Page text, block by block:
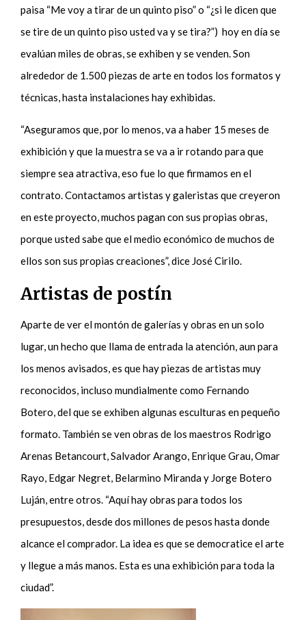
paisa “Me voy a tirar de un quinto piso” o “¿si le dicen que
se tire de un quinto piso usted va y se tira?”) hoy en día se
evalúan miles de obras, se exhiben y se venden. Son
alrededor de 1.500 piezas de arte en todos los formatos y
técnicas,hasta instalaciones hay exhibidas.
“Aseguramos que, por lo menos, va a haber 15 meses de
exhibición y que la muestra se va a ir rotando para que
siempre sea atractiva, eso fue lo que firmamos en el
contrato. Contactamos artistas y galeristas que creyeron
en este proyecto, muchos pagan con sus propias obras,
porque usted sabe que el medio económico de muchos de
ellos son sus propias creaciones”, dice José Cirilo.
Artistas de postín
Aparte de ver el montón de galerías y obras en un solo
lugar, un hecho que llama de entrada la atención, aun para
los menos avisados, es que hay piezas de artistas muy
reconocidos, incluso mundialmente como Fernando
Botero, del que se exhiben algunas esculturas en pequeño
formato. También se ven obras de los maestros Rodrigo
Arenas Betancourt, Salvador Arango, Enrique Grau, Omar
Rayo, Edgar Negret, Belarmino Miranda y Jorge Botero
Luján, entre otros. “Aquí hay obras para todos los
presupuestos, desde dos millones de pesos hasta donde
alcance el comprador. La idea es que se democratice el arte
y llegue a más manos. Esta es una exhibición para toda la
ciudad”.